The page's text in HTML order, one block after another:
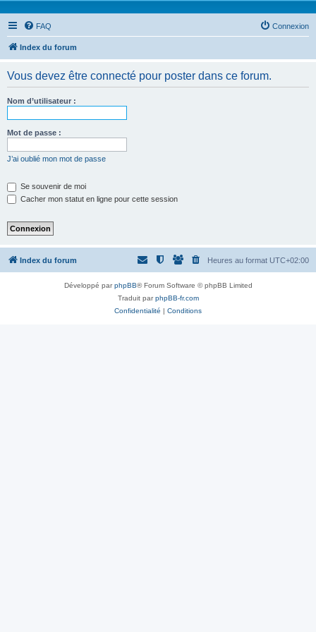
FAQ Connexion
Index du forum
Vous devez être connecté pour poster dans ce forum.
Nom d’utilisateur :
Mot de passe :
J’ai oublié mon mot de passe
Se souvenir de moi
Cacher mon statut en ligne pour cette session
Index du forum Heures au format UTC+02:00
Développé parphpBB® Forum Software © phpBB Limited
Traduit parphpBB-fr.com
Confidentialité | Conditions